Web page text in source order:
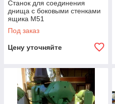
Станок для соединения
днища с боковыми стенками
ящика M51
Под заказ
Цену уточняйте